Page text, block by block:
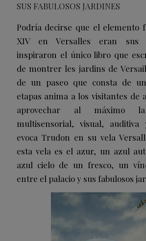
SUS FABULOSOS JARDINES
Podría decirse que el elemento
XIV en Versalles eran sus
inspiraron el único libro que
de montrer les jardins de
de un paseo que consta de
etapas anima a los visitantes de
aprovechar al máximo la
multisensorial, visual,
evoca Trudon en su vela
esta vela es el azur, un azul
azul cielo de un fresco, un
entre el palacio y sus fabulosos